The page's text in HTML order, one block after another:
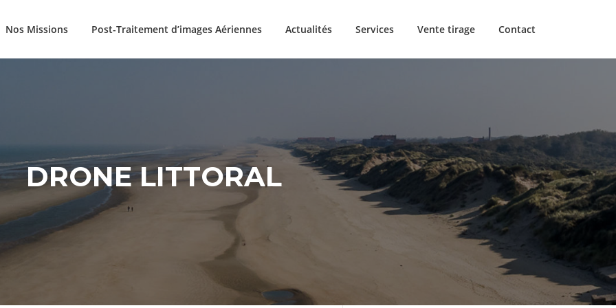
Nos Missions Post-Traitement d’images Aériennes Actualités Services Vente tirage Contact
DRONE LITTORAL